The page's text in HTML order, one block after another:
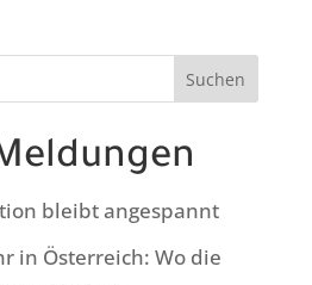
Suchen
bleibt angespannt
in Österreich: Wo die